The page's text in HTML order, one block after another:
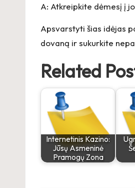
A: Atkreipkite dėmesį į
Apsvarstyti šias idėjas
dovaną ir sukurkite
Related
Internetinis Kazino:
Jūsų Asmeninė
Pramogų Zona